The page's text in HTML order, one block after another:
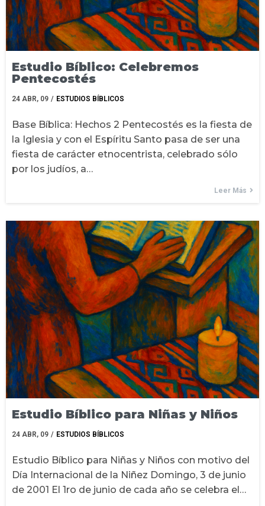
Estudio Bíblico: Celebremos
Pentecostés
24 ABR, 09 / ESTUDIOS BÍBLICOS
Base Bíblica: Hechos 2 Pentecostés es la fiesta de
la Iglesia y con el Espíritu Santo pasa de ser una
fiesta de carácter etnocentrista, celebrado sólo
por los judíos, a…
Leer Más
Estudio Bíblico para Niñas y Niños
24 ABR, 09 / ESTUDIOS BÍBLICOS
Estudio Bíblico para Niñas y Niños con motivo del
Día Internacional de la Niñez Domingo, 3 de junio
de 2001 El 1ro de junio de cada año se celebra el…